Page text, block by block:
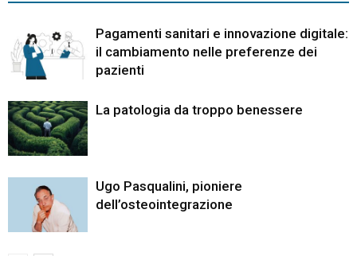
Pagamenti sanitari e innovazione digitale:
il cambiamento nelle preferenze dei
pazienti
La patologia da troppo benessere
Ugo Pasqualini, pioniere
dell’osteointegrazione